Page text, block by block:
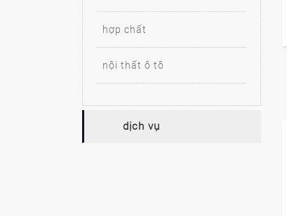
hợp chất
nội thất ô tô
dịch vụ